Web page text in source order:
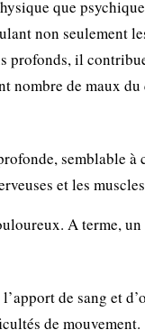
que
non seulement
profonds, il
nombre de maux
semblable
et les
A terme,
de sang et
de mouvement.